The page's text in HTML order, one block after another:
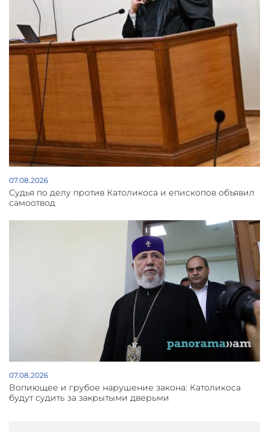
07.08.2026
Судья по делу против Католикоса и епископов объявил
самоотвод
07.08.2026
Вопиющее и грубое нарушение закона: Католикоса
будут судить за закрытыми дверьми